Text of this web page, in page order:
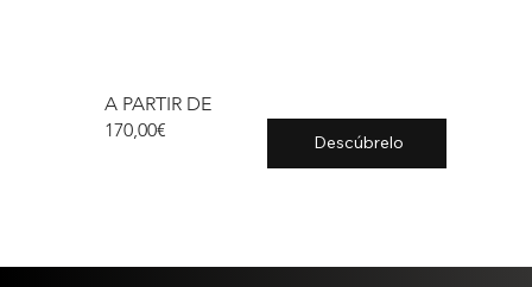
Descúbrelo
A PARTIR DE
170,00€